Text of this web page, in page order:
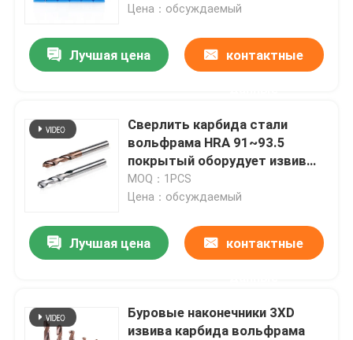
обработке PCB
Цена：обсуждаемый
Лучшая цена контактные
Сверлить карбида стали
вольфрама HRA 91~93.5
покрытый оборудует извив
карбида 5XD CNC
MOQ：1PCS
Цена：обсуждаемый
Лучшая цена контактные
Буровые наконечники 3XD
извива карбида вольфрама